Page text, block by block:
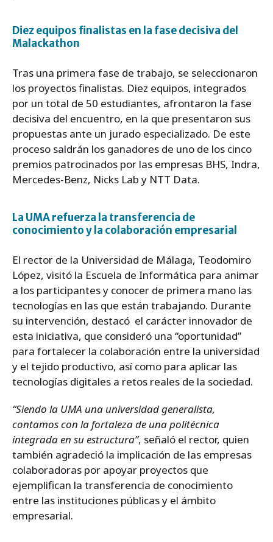
Diez equipos finalistas en la fase decisiva del
Malackathon
Tras una primera fase de trabajo, se seleccionaron
los proyectos finalistas. Diez equipos, integrados
por un total de 50 estudiantes, afrontaron la fase
decisiva del encuentro, en la que presentaron sus
propuestas ante un jurado especializado. De este
proceso saldrán los ganadores de uno de los cinco
premios patrocinados por las empresas BHS, Indra,
Mercedes-Benz, Nicks Lab y NTT Data.
La UMA refuerza la transferencia de
conocimiento y la colaboración empresarial
El rector de la Universidad de Málaga, Teodomiro
López, visitó la Escuela de Informática para animar
a los participantes y conocer de primera mano las
tecnologías en las que están trabajando. Durante
su intervención, destacó el carácter innovador de
esta iniciativa, que consideró una “oportunidad”
para fortalecer la colaboración entre la universidad
y el tejido productivo, así como para aplicar las
tecnologías digitales a retos reales de la sociedad.
“Siendo la UMA una universidad generalista,
contamos con la fortaleza de una politécnica
integrada en su estructura”, señaló el rector, quien
también agradeció la implicación de las empresas
colaboradoras por apoyar proyectos que
ejemplifican la transferencia de conocimiento
entre las instituciones públicas y el ámbito
empresarial.